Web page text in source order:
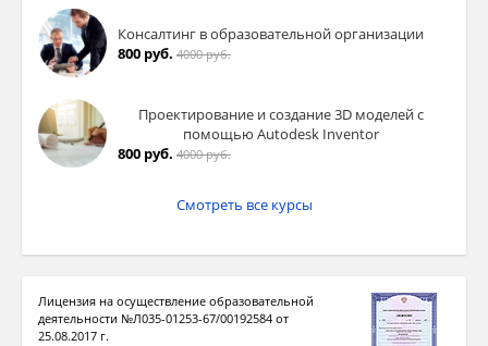
Консалтинг в образовательной организации
800 руб. 4000 руб.
Проектирование и создание 3D моделей с
помощью Autodesk Inventor
800 руб. 4000 руб.
Смотреть все курсы
Лицензия на осуществление образовательной
деятельности №Л035-01253-67/00192584 от
25.08.2017 г.